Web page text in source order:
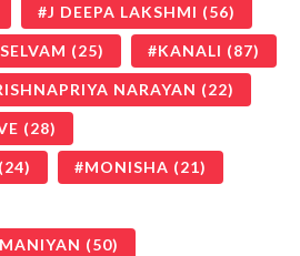
J DEEPA LAKSHMI (56)
(25) KANALI (87)
NARAYAN (22)
(28)
(24) MONISHA (21)
(50)